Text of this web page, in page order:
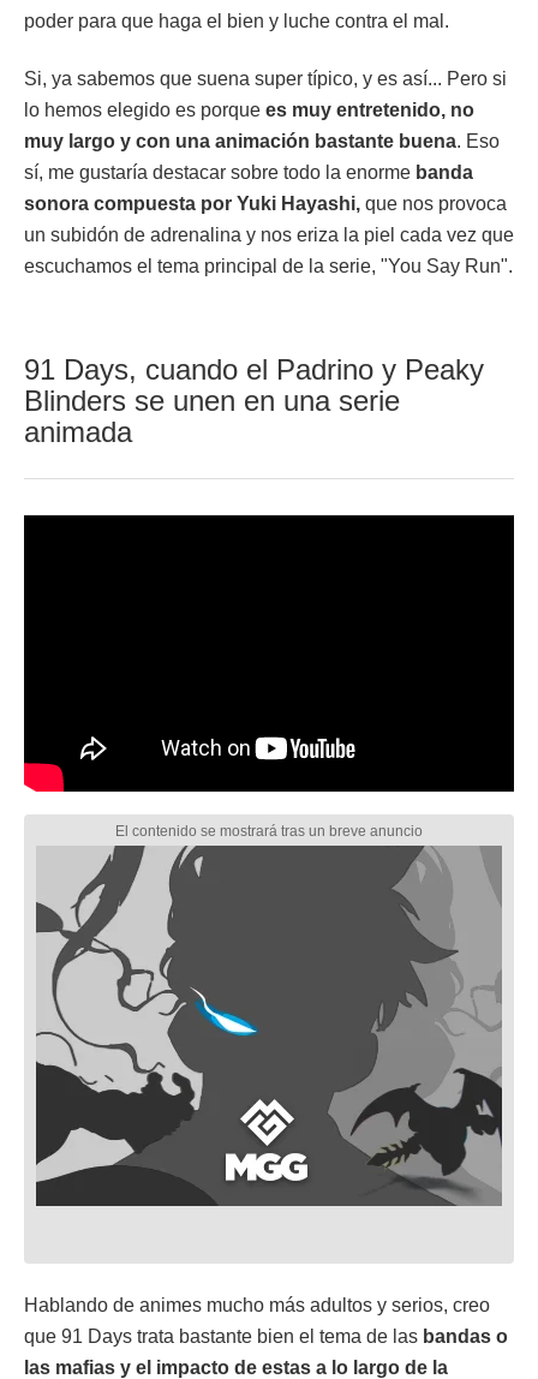
poder para que haga el bien y luche contra el mal.
Si, ya sabemos que suena super típico, y es así... Pero si
lo hemos elegido es porque es muy entretenido, no
muy largo y con una animación bastante buena. Eso
sí, me gustaría destacar sobre todo la enorme banda
sonora compuesta por Yuki Hayashi, que nos provoca
un subidón de adrenalina y nos eriza la piel cada vez que
escuchamos el tema principal de la serie, "You Say Run".
91 Days, cuando el Padrino y Peaky
Blinders se unen en una serie
animada
Hablando de animes mucho más adultos y serios, creo
que 91 Days trata bastante bien el tema de las bandas o
las mafias y el impacto de estas a lo largo de la